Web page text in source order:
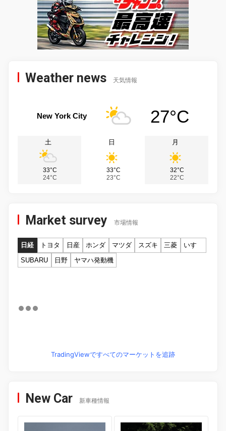
Weather news 天気情報
New York City 27°C
土
33°C
24°C
日
33°C
23°C
月
32°C
22°C
Market survey 市場情報
日経 トヨタ 日産 ホンダ マツダ スズキ 三菱
いすゞ
SUBARU
日野 ヤマハ発動機
TradingViewですべてのマーケットを追跡
New Car 新車種情報